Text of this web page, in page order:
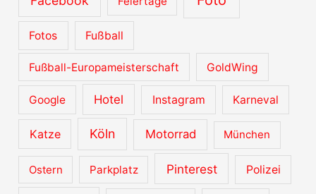
Fotos Fußball
Fußball-Europameisterschaft GoldWing
Google Hotel Instagram Karneval
Katze Köln Motorrad München
Ostern Parkplatz Pinterest Polizei